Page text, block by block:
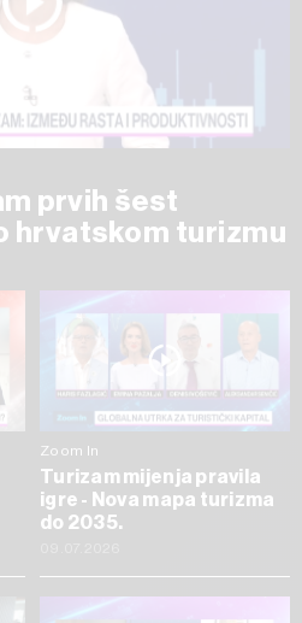
prvih šest
hrvatskom turizmu
Zoom In
Turizam mijenja pravila
igre - Nova mapa turizma
do 2035.